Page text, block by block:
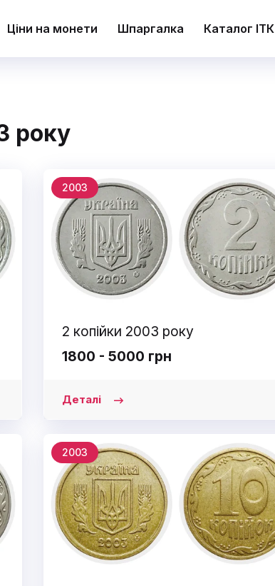
Ціни на монети Шпаргалка Каталог ІТК
року
2003
2 копійки 2003 року
1800 - 5000 грн
Деталі
2003